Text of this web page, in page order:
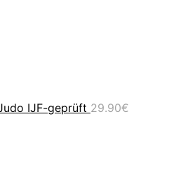
IJF-geprüft 29.90€